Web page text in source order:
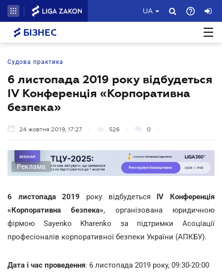
UA
БІЗНЕС
Судова практика
6 листопада 2019 року відбудеться
IV Конференція «Корпоративна
безпека»
24 жовтня 2019, 17:27 526 0
Реклама
6 листопада 2019 року відбудеться IV Конференція
«Корпоративна безпека», організована юридичною
фірмою Sayenko Kharenko за підтримки Асоціації
професіоналів корпоративної безпеки України (АПКБУ).
Дата і час проведення: 6 листопада 2019 року, 09:30-20:00